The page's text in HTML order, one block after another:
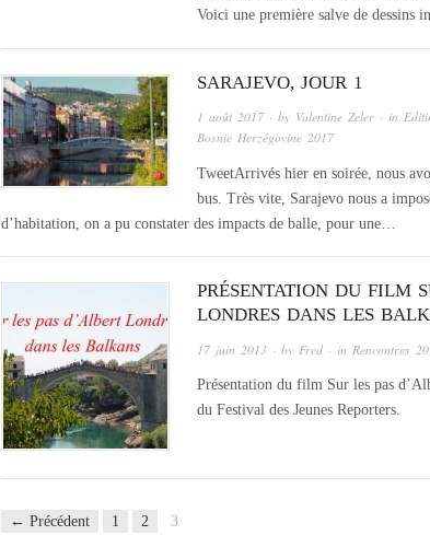
Voici une première salve de dessins
SARAJEVO, JOUR 1
1 août 2017 · by Valentine Zeler · in
Bosnie Herzégovine 2017
TweetArrivés hier en soirée, nous
bus. Très vite, Sarajevo nous a
d’habitation, on a pu constater des impacts de balle, pour une…
PRÉSENTATION DU FILM
LONDRES DANS LES
17 juin 2013 · by Fred · in Rencontres
Présentation du film Sur les pas
du Festival des Jeunes Reporters.
← Précédent 1 2 3